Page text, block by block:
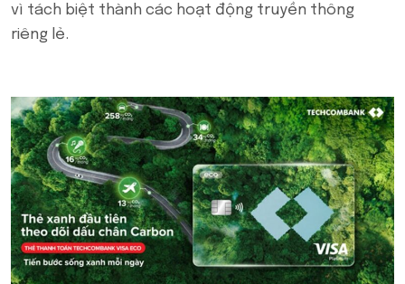
vì tách biệt thành các hoạt động truyền thông
riêng lẻ.